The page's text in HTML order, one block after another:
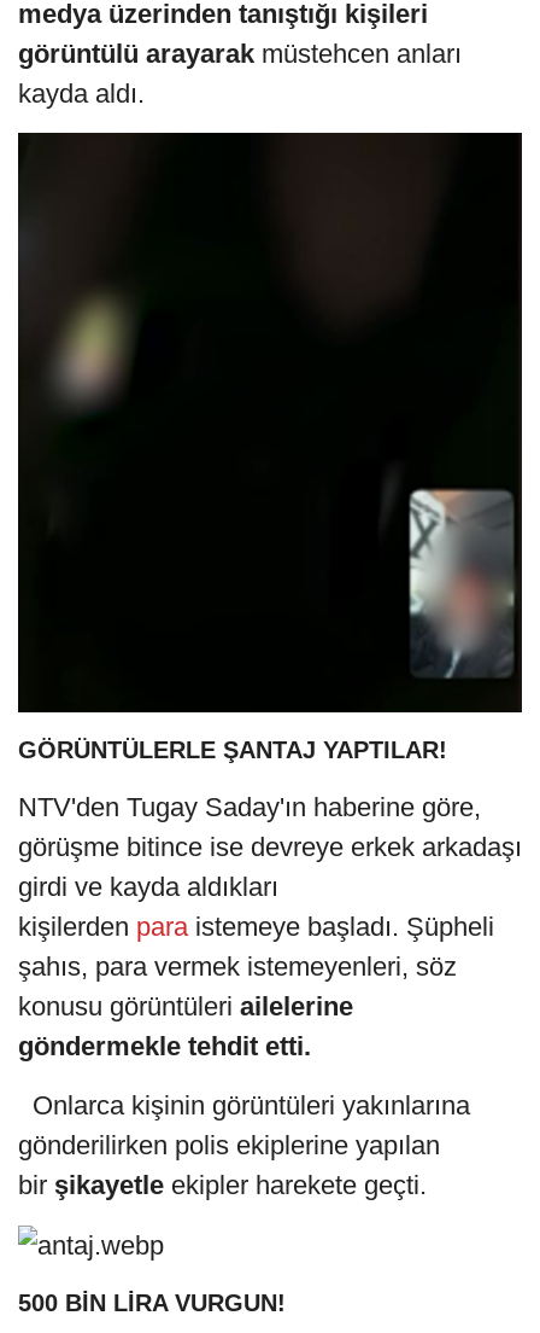
medya üzerinden tanıştığı kişileri
görüntülü arayarak müstehcen anları
kayda aldı.
GÖRÜNTÜLERLE ŞANTAJ YAPTILAR!
NTV'den Tugay Saday'ın haberine göre,
görüşme bitince ise devreye erkek arkadaşı
girdi ve kayda aldıkları
kişilerden para istemeye başladı. Şüpheli
şahıs, para vermek istemeyenleri, söz
konusu görüntüleri ailelerine
göndermekle tehdit etti.
Onlarca kişinin görüntüleri yakınlarına
gönderilirken polis ekiplerine yapılan
bir şikayetle ekipler harekete geçti.
500 BİN LİRA VURGUN!